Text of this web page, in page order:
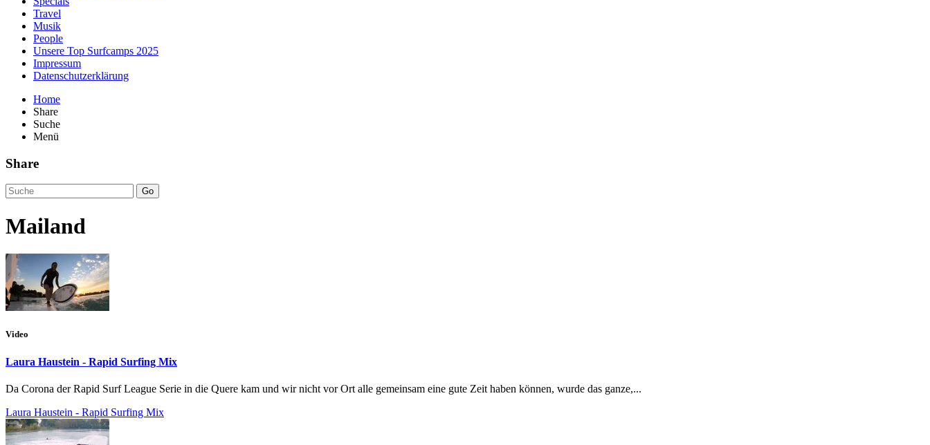
Travel
Musik
People
Unsere Top Surfcamps 2025
Impressum
Datenschutzerklärung
Home
Share
Suche
Menü
Share
Go
Mailand
Video
Laura Haustein - Rapid Surfing Mix
Da Corona der Rapid Surf League Serie in die Quere kam und wir nicht vor Ort alle gemeinsam eine gute Zeit haben können, wurde das ganze,...
Laura Haustein - Rapid Surfing Mix